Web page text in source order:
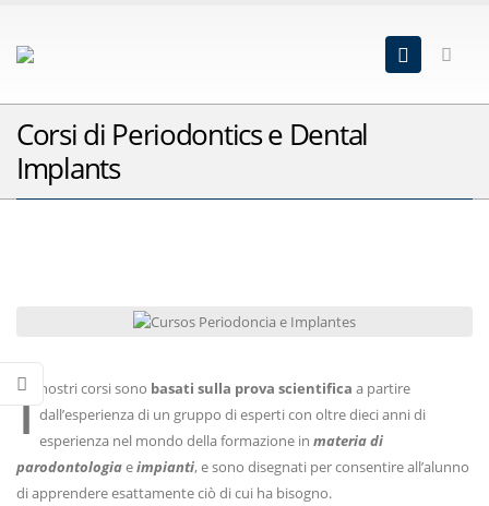
Corsi di Periodontics e Dental
Implants
I nostri corsi sono basati sulla prova scientifica a partire
dall’esperienza di un gruppo di esperti con oltre dieci anni di
esperienza nel mondo della formazione inmateria di
parodontologiaeimpianti, e sono disegnati per consentire all’alunno
di apprendere esattamente ciò di cui ha bisogno.